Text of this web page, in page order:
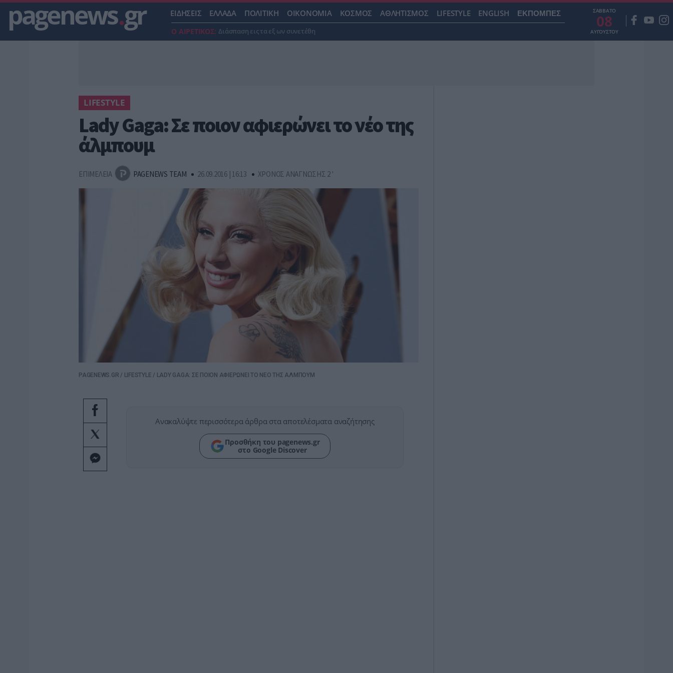
pagenews.gr ΕΙΔΗΣΕΙΣ ΕΛΛΑΔΑ ΠΟΛΙΤΙΚΗ ΟΙΚΟΝΟΜΙΑ ΚΟΣΜΟΣ ΑΘΛΗΤΙΣΜΟΣ LIFESTYLE ENGLISH ΕΚΠΟΜΠΕΣ
Ο ΑΙΡΕΤΙΚΟΣ: Διάσπαση εις τα εξ ων συνετέθη
ΣΑΒΒΑΤΟ
08
ΑΥΓΟΥΣΤΟΥ
LIFESTYLE
Lady Gaga: Σε ποιον αφιερώνει το νέο της
άλμπουμ
ΕΠΙΜΕΛΕΙΑ PAGENEWS TEAM 26.09.2016 | 16:13 ΧΡΟΝΟΣ ΑΝΑΓΝΩΣΗΣ 2 '
PAGENEWS.GR / LIFESTYLE / LADY GAGA: ΣΕ ΠΟΙΟΝ ΑΦΙΕΡΩΝΕΙ ΤΟ ΝΕΟ ΤΗΣ ΑΛΜΠΟΥΜ
Ανακαλύψτε περισσότερα άρθρα στα αποτελέσματα αναζήτησης
Προσθήκη του pagenews.gr
στο Google Discover